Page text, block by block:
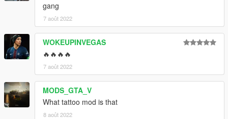
gang
7 août 2022
WOKEUPINVEGAS
🔥🔥🔥🔥
7 août 2022
MODS_GTA_V
What tattoo mod is that
8 août 2022